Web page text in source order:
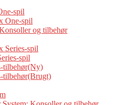
spil
One-spil
og tilbehør
Series-spil
spil
tilbehør(Ny)
tilbehør(Brugt)